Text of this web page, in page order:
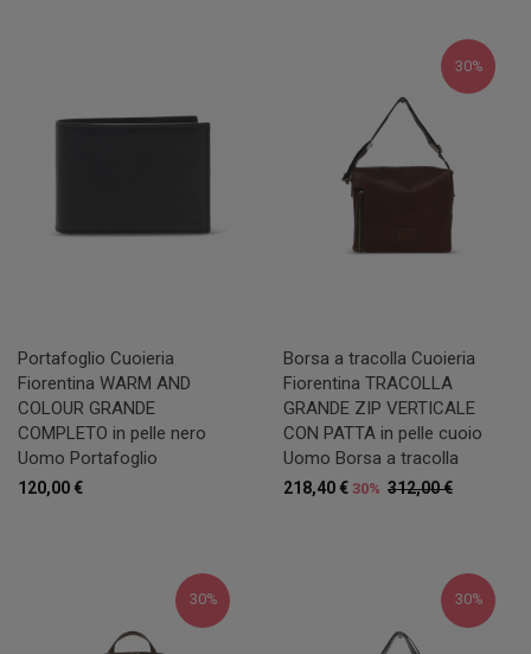
Portafoglio Cuoieria
Fiorentina WARM AND
COLOUR GRANDE
COMPLETO in pelle nero
Uomo Portafoglio
120,00 €
30%
Borsa a tracolla Cuoieria
Fiorentina TRACOLLA
GRANDE ZIP VERTICALE
CON PATTA in pelle cuoio
Uomo Borsa a tracolla
312,00 €
218,40 € 30%
30% 30%